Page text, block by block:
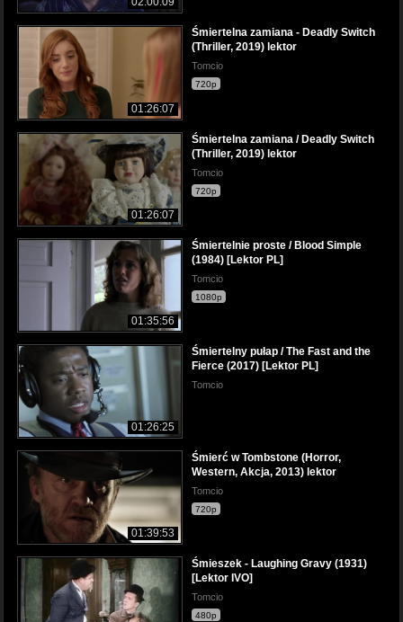
01:26:07
Śmiertelna zamiana - Deadly Switch
(Thriller, 2019) lektor
Tomcio
720p
01:26:07
Śmiertelna zamiana / Deadly Switch
(Thriller, 2019) lektor
Tomcio
720p
01:35:56
Śmiertelnie proste / Blood Simple
(1984) [Lektor PL]
Tomcio
1080p
01:26:25
Śmiertelny pułap / The Fast and the
Fierce (2017) [Lektor PL]
Tomcio
01:39:53
Śmierć w Tombstone (Horror,
Western, Akcja, 2013) lektor
Tomcio
720p
Śmieszek - Laughing Gravy (1931)
[Lektor IVO]
Tomcio
480p